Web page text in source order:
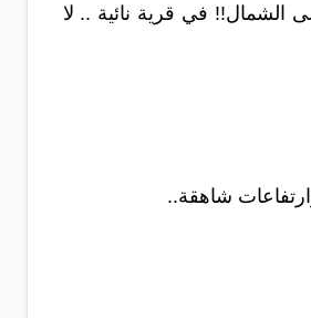
الشمال!! في قرية نائية .. لا
شاهقة..